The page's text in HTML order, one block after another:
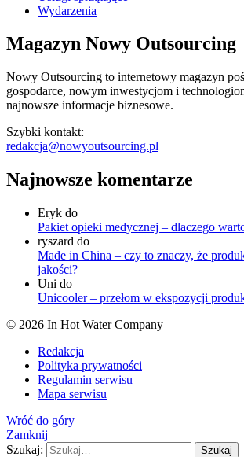
Wydarzenia
Magazyn Nowy Outsourcing
Nowy Outsourcing to internetowy magazyn
gospodarce, nowym inwestycjom i
najnowsze informacje biznesowe.
Szybki kontakt:
redakcja@nowyoutsourcing.pl
Najnowsze komentarze
Eryk do
Pakiet opieki medycznej – dlaczego
ryszard do
Made in China – czy to znaczy, że
jakości?
Uni do
Unicooler – przełom w ekspozycji
© 2026 In Hot Water Company
Redakcja
Polityka prywatności
Regulamin serwisu
Mapa serwisu
Wróć do góry
Zamknij
Szukaj:
Szukaj